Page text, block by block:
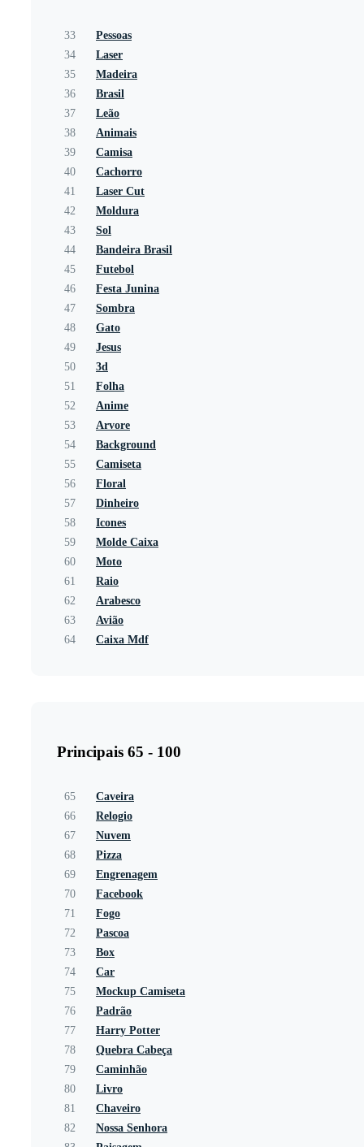
33
Pessoas
34
Laser
35
Madeira
36
Brasil
37
Leão
38
Animais
39
Camisa
40
Cachorro
41
Laser Cut
42
Moldura
43
Sol
44
Bandeira Brasil
45
Futebol
46
Festa Junina
47
Sombra
48
Gato
49
Jesus
50
3d
51
Folha
52
Anime
53
Arvore
54
Background
55
Camiseta
56
Floral
57
Dinheiro
58
Icones
59
Molde Caixa
60
Moto
61
Raio
62
Arabesco
63
Avião
64
Caixa Mdf
Principais 65 - 100
65
Caveira
66
Relogio
67
Nuvem
68
Pizza
69
Engrenagem
70
Facebook
71
Fogo
72
Pascoa
73
Box
74
Car
75
Mockup Camiseta
76
Padrão
77
Harry Potter
78
Quebra Cabeça
79
Caminhão
80
Livro
81
Chaveiro
82
Nossa Senhora